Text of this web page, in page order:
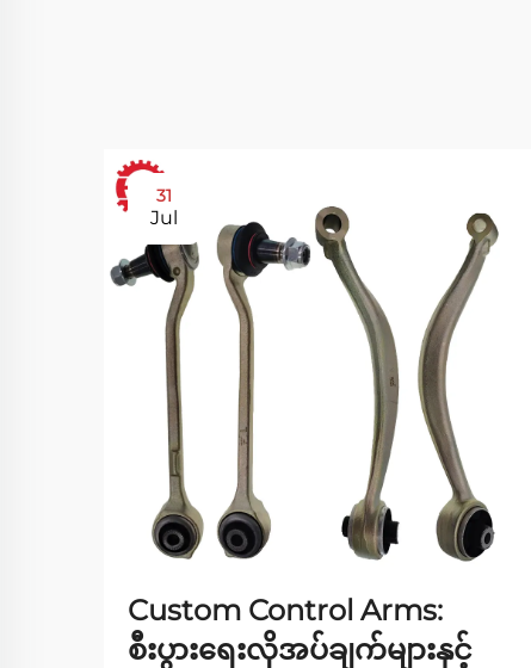
31
Jul
Custom Control Arms:
စီးပွားရေးလိုအပ်ချက်များနှင့်